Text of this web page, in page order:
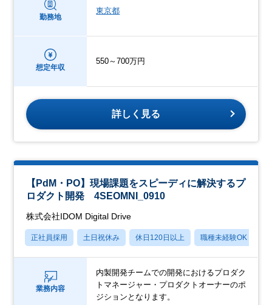
勤務地
東京都
想定年収
550～700万円
詳しく見る
【PdM・PO】現場課題をスピーディに解決するプ
ロダクト開発 4SEOMNI_0910
株式会社IDOM Digital Drive
正社員採用 土日祝休み 休日120日以上 職種未経験OK
業務内容
内製開発チームでの開発におけるプロダク
トマネージャー・プロダクトオーナーのポ
ジションとなります。